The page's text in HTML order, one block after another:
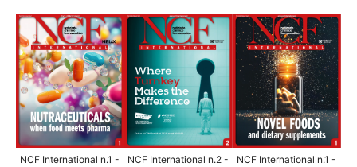
NCF International n.1 -
NCF International n.2 -
NCF International n.1 -